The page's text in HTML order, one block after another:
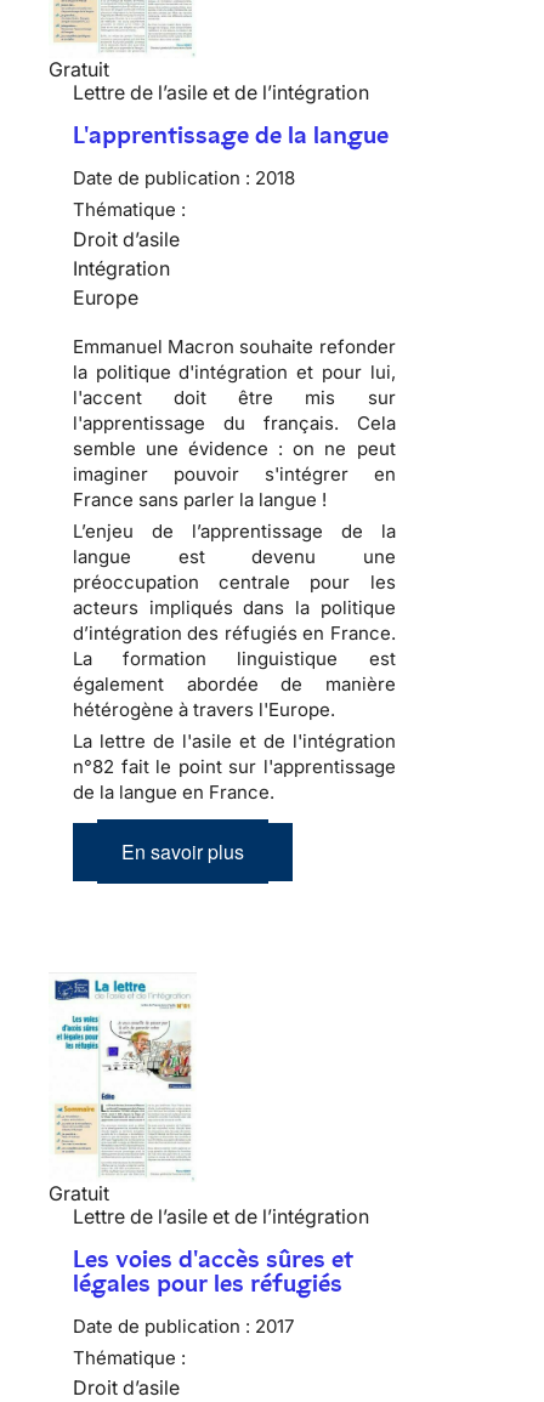
Gratuit
Lettre de l’asile et de l’intégration
L'apprentissage de la langue
Date de publication : 2018
Thématique :
Droit d’asile
Intégration
Europe
Emmanuel Macron souhaite refonder
la politique d'intégration et pour lui,
l'accent doit être mis sur
l'apprentissage du français. Cela
semble une évidence : on ne peut
imaginer pouvoir s'intégrer en
France sans parler la langue !
L’enjeu de l’apprentissage de la
langue est devenu une
préoccupation centrale pour les
acteurs impliqués dans la politique
d’intégration des réfugiés en France.
La formation linguistique est
également abordée de manière
hétérogène à travers l'Europe.
La lettre de l'asile et de l'intégration
n°82 fait le point sur l'apprentissage
de la langue en France.
En savoir plus
Gratuit
Lettre de l’asile et de l’intégration
Les voies d'accès sûres et
légales pour les réfugiés
Date de publication : 2017
Thématique :
Droit d’asile